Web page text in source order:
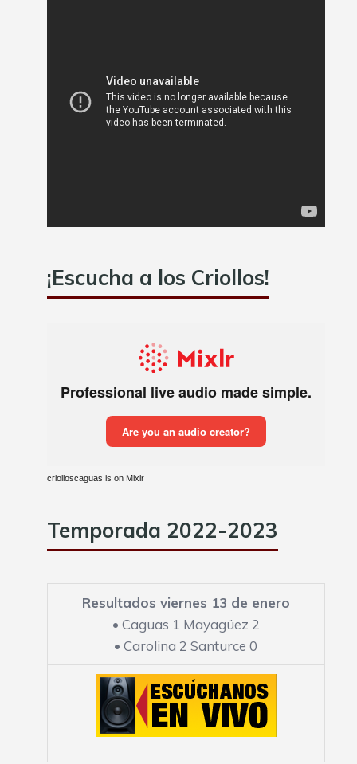
¡Escucha a los Criollos!
criolloscaguas is on Mixlr
Temporada 2022-2023
Resultados viernes 13 de enero
• Caguas 1 Mayagüez 2
•Carolina 2 Santurce 0